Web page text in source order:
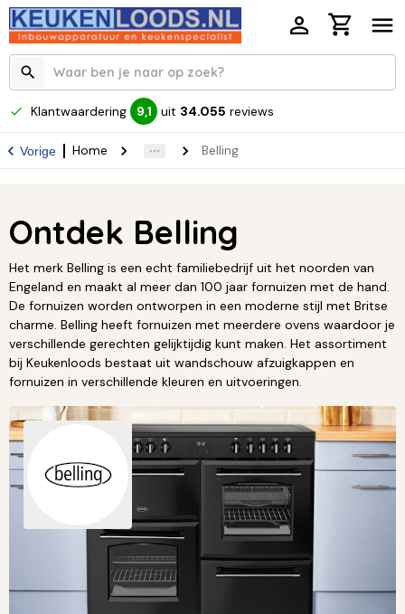
Klantwaardering 9,1 uit 34.055 reviews
Vorige Home Belling
Ontdek Belling
Het merk Belling is een echt familiebedrijf uit het noorden van
Engeland en maakt al meer dan 100 jaar fornuizen met de hand.
De fornuizen worden ontworpen in een moderne stijl met Britse
charme. Belling heeft fornuizen met meerdere ovens waardoor je
verschillende gerechten gelijktijdig kunt maken. Het assortiment
bij Keukenloods bestaat uit wandschouw afzuigkappen en
fornuizen in verschillende kleuren en uitvoeringen.